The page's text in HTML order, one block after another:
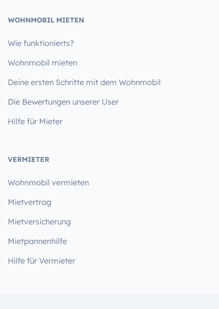
WOHNMOBIL MIETEN
Wie funktionierts?
Wohnmobil mieten
Deine ersten Schritte mit dem Wohnmobil
Die Bewertungen unserer User
Hilfe für Mieter
VERMIETER
Wohnmobil vermieten
Mietvertrag
Mietversicherung
Mietpannenhilfe
Hilfe für Vermieter